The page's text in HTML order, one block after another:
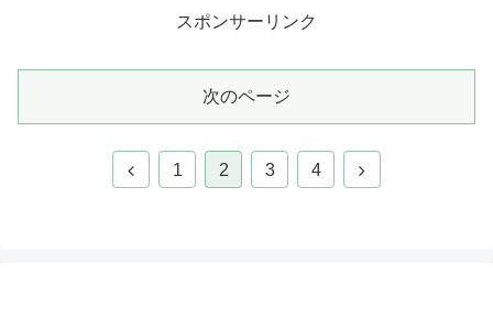
スポンサーリンク
次のページ
前
1 2 3 4
次